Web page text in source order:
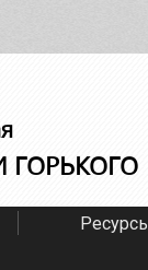
ГОРЬКОГО